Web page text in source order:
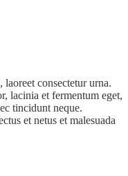
consectetur urna.
lacinia et fermentum eget,
tincidunt neque.
et netus et malesuada